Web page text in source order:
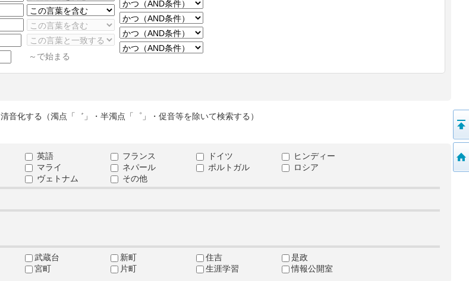
～で始まる
清音化する（濁点「゛」・半濁点「゜」・促音等を除いて検索する）
英語 フランス ドイツ
ヒンディー
マライ ネパール ポルトガル
ロシア
ヴェトナム その他
武蔵台 新町 住吉
是政
宮町 片町 生涯学習 情報公開室